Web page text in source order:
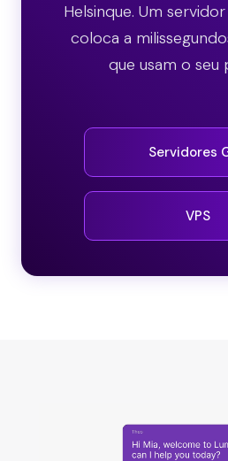
Helsinque. Um
coloca a
que usam o seu
VPS
Servidores